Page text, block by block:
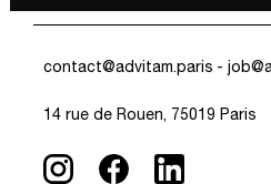
contact@advitam.paris -
14 rue de Rouen, 75019 Paris